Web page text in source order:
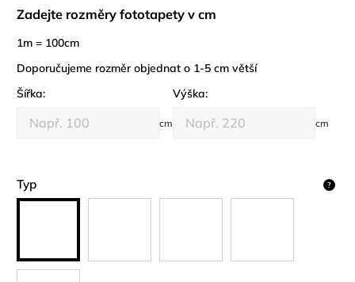
Zadejte rozměry fototapety v cm
1m = 100cm
Doporučujeme rozměr objednat o 1-5 cm větší
Šířka:
cm
Výška:
cm
Typ ?